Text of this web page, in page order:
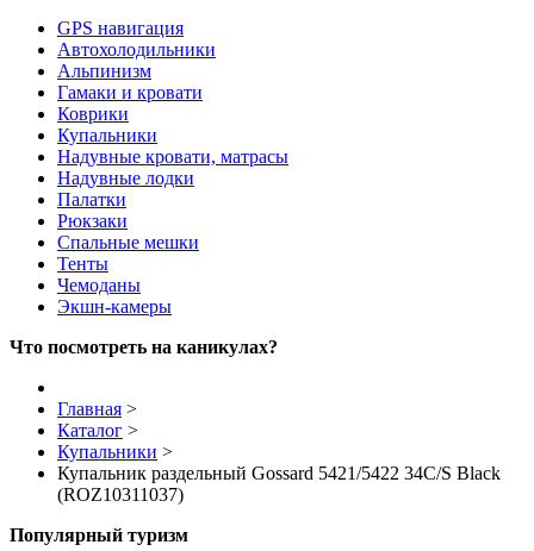
GPS навигация
Автохолодильники
Альпинизм
Гамаки и кровати
Коврики
Купальники
Надувные кровати, матрасы
Надувные лодки
Палатки
Рюкзаки
Спальные мешки
Тенты
Чемоданы
Экшн-камеры
Что посмотреть на каникулах?
Главная >
Каталог >
Купальники >
Купальник раздельный Gossard 5421/5422 34C/S Black
(ROZ10311037)
Популярный туризм